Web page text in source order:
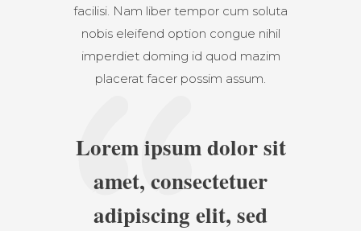
facilisi. Nam liber tempor cum soluta
nobis eleifend option congue nihil
imperdiet doming id quod mazim
placerat facer possim assum.
Lorem ipsum dolor sit
amet, consectetuer
adipiscing elit, sed